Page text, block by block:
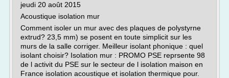
jeudi 20 août 2015
Acoustique isolation mur
Comment isoler un mur avec des plaques de polystyrne
extrud? 23,5 mm) se posent en toute simplicit sur les
murs de la salle corriger. Meilleur isolant phonique : quel
isolant choisir? Isolation mur : PROMO PSE reprsente 98
de l activit du PSE sur le secteur de l isolation maison en
France isolation acoustique et isolation thermique pour.